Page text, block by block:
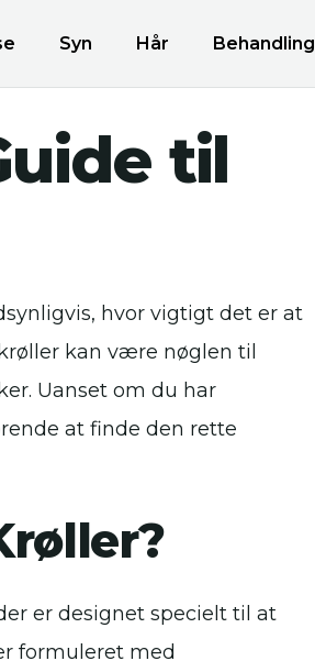
Syn Hår Behandling
til
hvor vigtigt det er at
kan være nøglen til
Uanset om du har
at finde den rette
er designet specielt til at
formuleret med